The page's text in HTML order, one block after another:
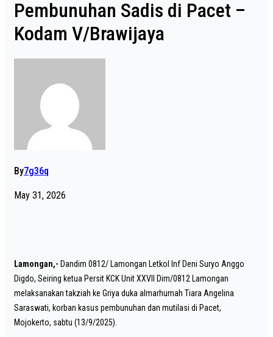
Pembunuhan Sadis di Pacet –
Kodam V/Brawijaya
By7g36q
May 31, 2026
Lamongan,- Dandim 0812/ Lamongan Letkol Inf Deni Suryo Anggo
Digdo, Seiring ketua Persit KCK Unit XXVII Dim/0812 Lamongan
melaksanakan takziah ke Griya duka almarhumah Tiara Angelina
Saraswati, korban kasus pembunuhan dan mutilasi di Pacet,
Mojokerto, sabtu (13/9/2025).